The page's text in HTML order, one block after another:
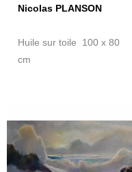
Nicolas PLANSON
Huile sur toile 100 x 80
cm